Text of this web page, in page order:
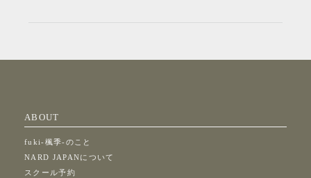
ABOUT
fuki-楓季-のこと
NARD JAPANについて
スクール予約